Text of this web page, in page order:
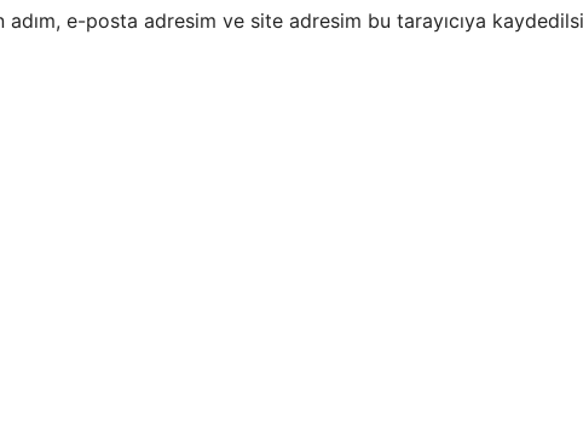
adım, e-posta adresim ve site adresim bu tarayıcıya